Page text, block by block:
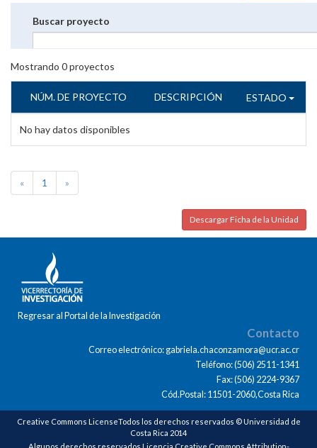
Buscar proyecto
Mostrando 0proyectos
NÚM. DE PROYECTO DESCRIPCIÓN ESTADO
No hay datos disponibles
« 1 »
Descargar Ficha de la Unidad
Regresar al Portal de la Investigación
Contacto
Correo electrónico: gabriela.chaconzamora@ucr.ac.cr
Teléfono: (506) 2511-1341
Fax: (506) 2224-9367
Cód.Postal: 11501-2060,Costa Rica
Creative Commons LicenseTodos los derechos reservados © Universidad de
Costa Rica 2014